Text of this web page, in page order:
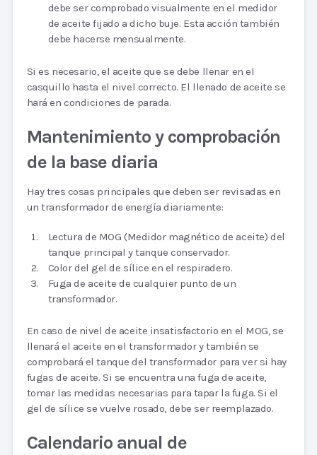
debe ser comprobado visualmente en el medidor
de aceite fijado a dicho buje. Esta acción también
debe hacerse mensualmente.
Si es necesario, el aceite que se debe llenar en el
casquillo hasta el nivel correcto. El llenado de aceite se
hará en condiciones de parada.
Mantenimiento y comprobación
de la base diaria
Hay tres cosas principales que deben ser revisadas en
un transformador de energía diariamente:
Lectura de MOG (Medidor magnético de aceite) del
tanque principal y tanque conservador.
Color del gel de sílice en el respiradero.
Fuga de aceite de cualquier punto de un
transformador.
En caso de nivel de aceite insatisfactorio en el MOG, se
llenará el aceite en el transformador y también se
comprobará el tanque del transformador para ver si hay
fugas de aceite. Si se encuentra una fuga de aceite,
tomar las medidas necesarias para tapar la fuga. Si el
gel de sílice se vuelve rosado, debe ser reemplazado.
Calendario anual de